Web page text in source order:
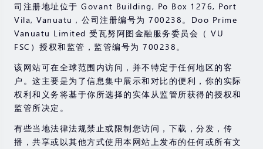
司注册地址位于 Govant Building, Po Box 1276, Port
Vila, Vanuatu , 公司注册编号为 700238。Doo Prime
Vanuatu Limited 受瓦努阿图金融服务委员会（ VU
FSC）授权和监管，监管编号为 700238。
该网站可在全球范围内访问，并不特定于任何地区的客
户。这主要是为了信息集中展示和对比的便利，你的实际
权利和义务将基于你所选择的实体从监管所获得的授权和
监管所决定。
有些当地法律法规禁止或限制您访问，下载，分发，传
播，共享或以其他方式使用本网站上发布的任何或所有文